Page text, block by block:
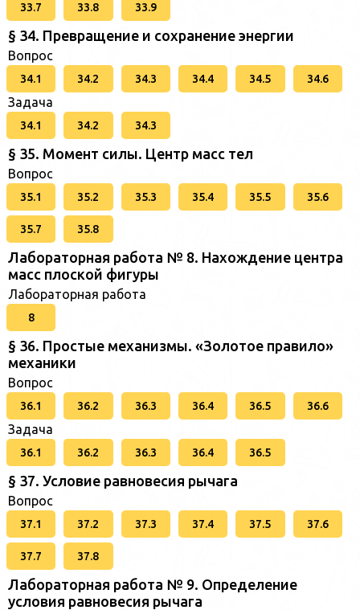
33.7 33.8 33.9
§ 34. Превращение и сохранение энергии
Вопрос
34.1 34.2 34.3 34.4 34.5 34.6
Задача
34.1 34.2 34.3
§ 35. Момент силы. Центр масс тел
Вопрос
35.1 35.2 35.3 35.4 35.5 35.6
35.7 35.8
Лабораторная работа № 8. Нахождение центра
масс плоской фигуры
Лабораторная работа
8
§ 36. Простые механизмы. «Золотое правило»
механики
Вопрос
36.1 36.2 36.3 36.4 36.5 36.6
Задача
36.1 36.2 36.3 36.4 36.5
§ 37. Условие равновесия рычага
Вопрос
37.1 37.2 37.3 37.4 37.5 37.6
37.7 37.8
Лабораторная работа № 9. Определение
условия равновесия рычага